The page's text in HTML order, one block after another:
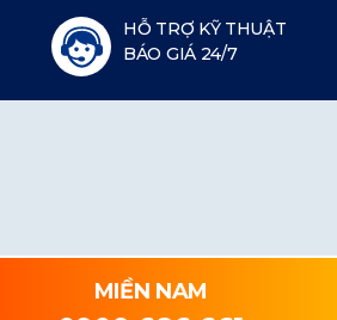
HỖ TRỢ KỸ THUẬT
BÁO GIÁ 24/7
MIỀN NAM